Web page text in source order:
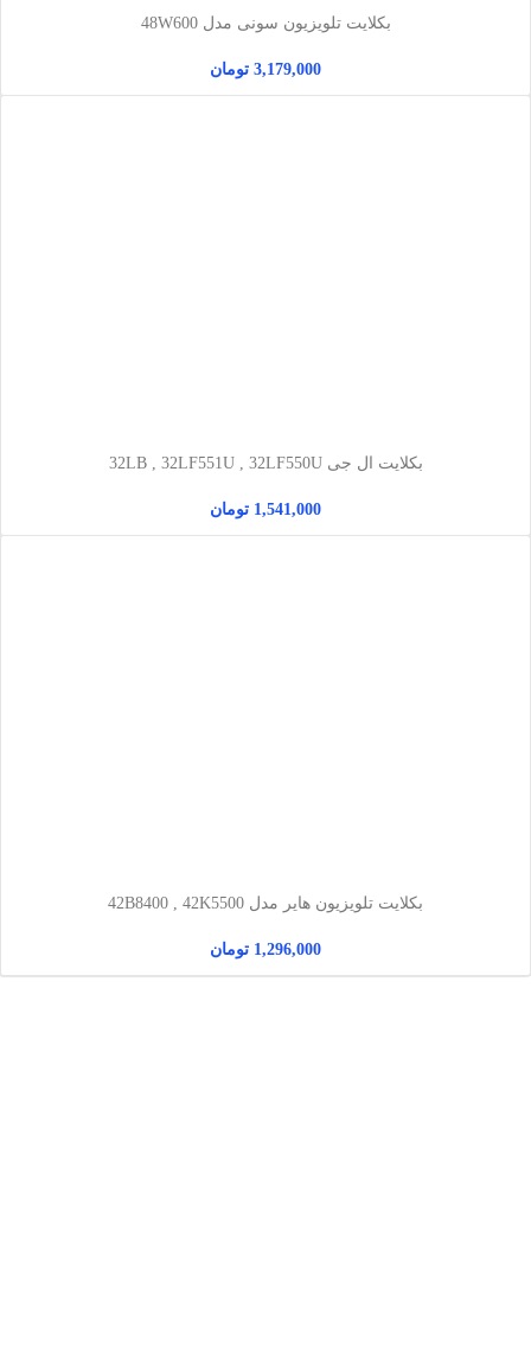
بکلایت تلویزیون سونی مدل 48W600
3,179,000 تومان
بکلایت ال جی 32LB , 32LF551U , 32LF550U
1,541,000 تومان
بکلایت تلویزیون هایر مدل 42B8400 , 42K5500
1,296,000 تومان